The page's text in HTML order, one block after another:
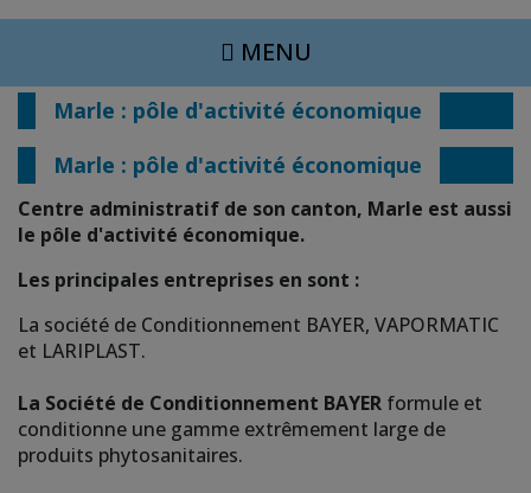
MENU
Marle : pôle d'activité économique
Marle : pôle d'activité économique
Centre administratif de son canton, Marle est aussi
le pôle d'activité économique.
Les principales entreprises en sont :
La société de Conditionnement BAYER, VAPORMATIC
et LARIPLAST.
La Société de Conditionnement BAYER formule et
conditionne une gamme extrêmement large de
produits phytosanitaires.